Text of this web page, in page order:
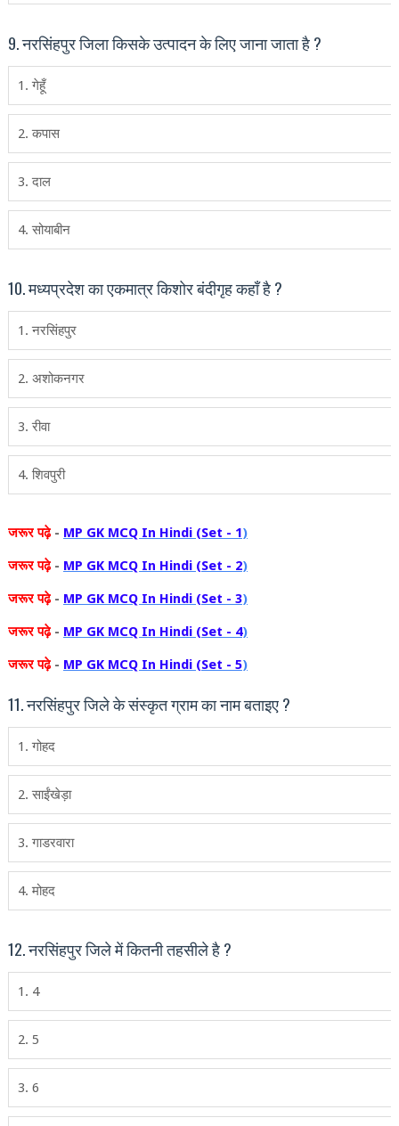
9. नरसिंहपुर जिला किसके उत्‍पादन के लिए जाना जाता है ?
1. गेहूँ
2. कपास
3. दाल
4. सोयाबीन
10. मध्‍यप्रदेश का एकमात्र किशोर बंदीगृह कहॉं है ?
1. नरसिंहपुर
2. अशोकनगर
3. रीवा
4. शिवपुरी
जरूर पढ़े- MP GK MCQ In Hindi (Set - 1)
जरूर पढ़े- MP GK MCQ In Hindi (Set - 2)
जरूर पढ़े- MP GK MCQ In Hindi (Set - 3)
जरूर पढ़े- MP GK MCQ In Hindi (Set - 4)
जरूर पढ़े- MP GK MCQ In Hindi (Set - 5)
11. नरसिंहपुर जिले के संस्‍कृत ग्राम का नाम बताइए ?
1. गोहद
2. साईंखेड़ा
3. गाडरवारा
4. मोहद
12. नरसिंहपुर जिले में कितनी तहसीले है ?
1. 4
2. 5
3. 6